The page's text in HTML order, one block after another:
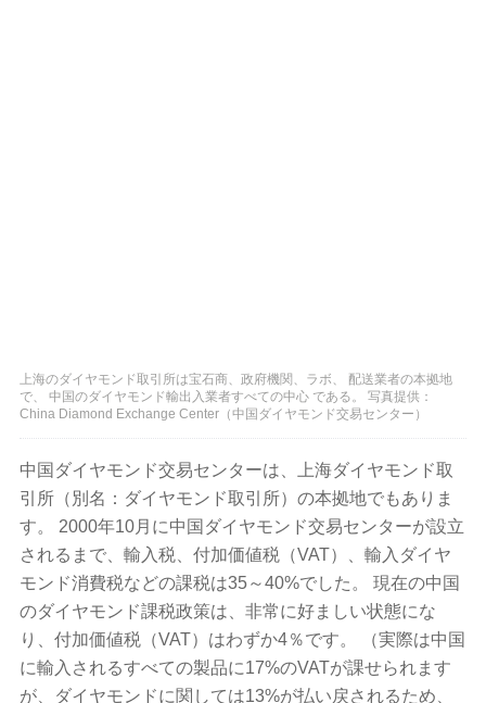
上海のダイヤモンド取引所は宝石商、政府機関、ラボ、 配送業者の本拠地
で、 中国のダイヤモンド輸出入業者すべての中心 である。 写真提供：
China Diamond Exchange Center（中国ダイヤモンド交易センター）
中国ダイヤモンド交易センターは、上海ダイヤモンド取
引所（別名：ダイヤモンド取引所）の本拠地でもありま
す。 2000年10月に中国ダイヤモンド交易センターが設立
されるまで、輸入税、付加価値税（VAT）、輸入ダイヤ
モンド消費税などの課税は35～40%でした。 現在の中国
のダイヤモンド課税政策は、非常に好ましい状態にな
り、付加価値税（VAT）はわずか4％です。 （実際は中国
に輸入されるすべての製品に17%のVATが課せられます
が、ダイヤモンドに関しては13%が払い戻されるため、